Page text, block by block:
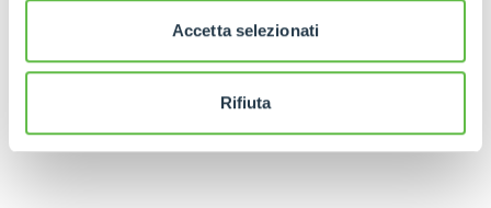
Accetta selezionati
Rifiuta